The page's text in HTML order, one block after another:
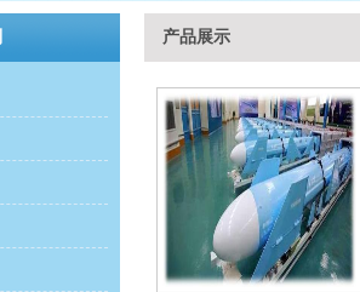
产品展示